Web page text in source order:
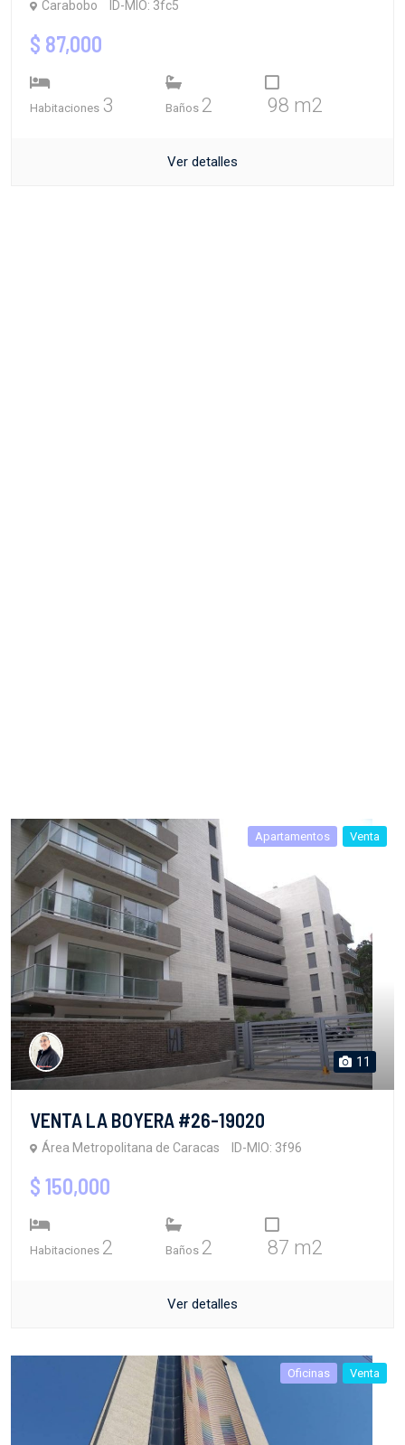
Carabobo ID-MIO: 3fc5
$ 87,000
Habitaciones 3 Baños 2 98 m2
Ver detalles
Apartamentos Venta
11
VENTA LA BOYERA #26-19020
Área Metropolitana de Caracas ID-MIO: 3f96
$ 150,000
Habitaciones 2 Baños 2 87 m2
Ver detalles
Oficinas Venta